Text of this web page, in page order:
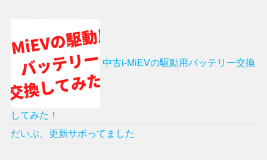
中古i-MiEVの駆動用バッテリー交換
してみた！
だいぶ、更新サボってました